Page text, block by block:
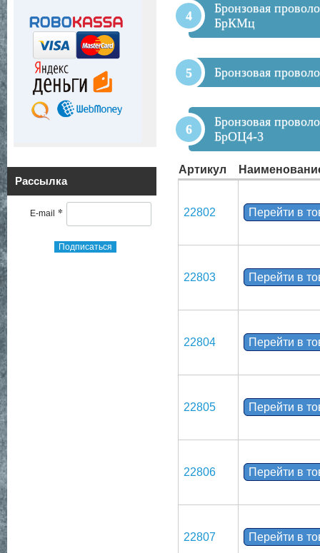
Рассылка
E-mail *
Подписаться
Бронзовая
БрКМц
Бронзовая
Бронзовая
БрОЦ4-3
Артикул
22802 Перейти в
22803 Перейти в
22804 Перейти в
22805 Перейти в
22806 Перейти в
22807 Перейти в